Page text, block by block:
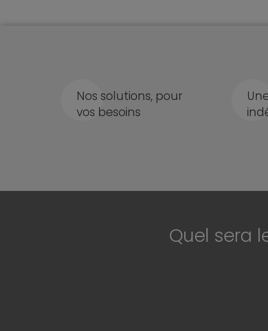
Nos solutions, pour
vos besoins
Quel sera